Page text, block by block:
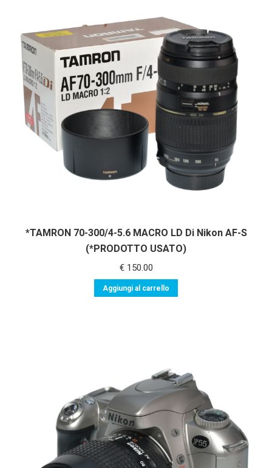
*TAMRON 70-300/4-5.6 MACRO LD Di Nikon AF-S
(*PRODOTTO USATO)
€150.00
Aggiungi al carrello